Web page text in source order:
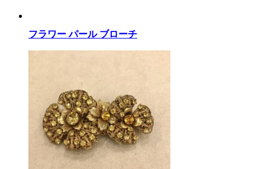
フラワー パール ブローチ